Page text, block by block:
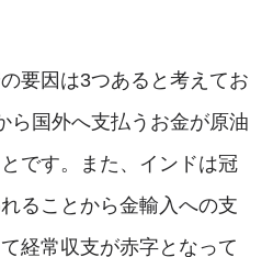
要因は3つあると考えてお
ら国外へ支払うお金が原油
です。また、インドは冠
ることから金輸入への支
経常収支が赤字となって